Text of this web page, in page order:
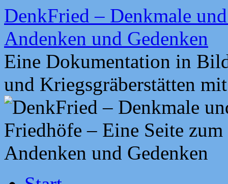
Zum
Inhalt
springen
DenkFried – Denkmale
Andenken und Gedenken
Eine Dokumentation in
und Kriegsgräberstätten